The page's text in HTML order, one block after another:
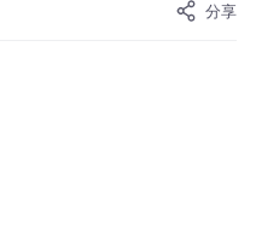
分享